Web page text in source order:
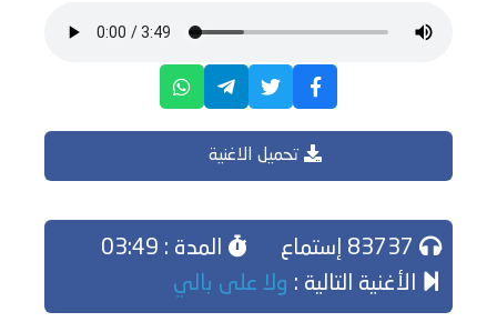
تحميل الاغنية
المدة : 03:49
الأغنية التالية : ولا على بالي